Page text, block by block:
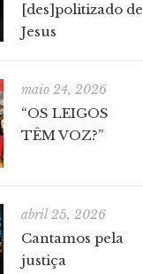
[des]politizado de
Jesus
maio 24, 2026
“OS LEIGOS
TÊM VOZ?”
abril 25, 2026
Cantamos pela
justiça